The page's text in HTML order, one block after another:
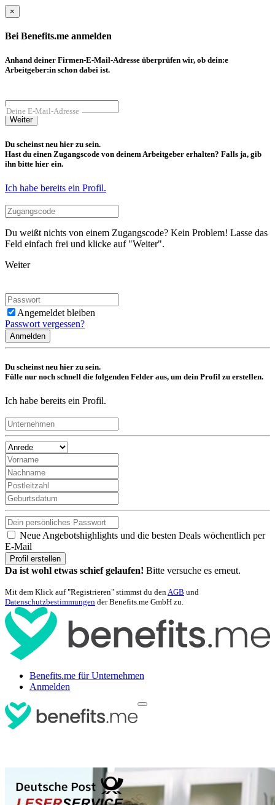
×
Bei Benefits.me anmelden
Anhand deiner Firmen-E-Mail-Adresse überprüfen wir, ob dein:e
Arbeitgeber:in schon dabei ist.
Deine E-Mail-Adresse
Weiter
Du scheinst neu hier zu sein.
Hast du einen Zugangscode von deinem Arbeitgeber erhalten? Falls ja, gib
ihn bitte hier ein.
Ich habe bereits ein Profil.
Du weißt nichts von einem Zugangscode? Kein Problem! Lasse das
Feld einfach frei und klicke auf "Weiter".
Weiter
Angemeldet bleiben
Passwort vergessen?
Anmelden
Du scheinst neu hier zu sein.
Fülle nur noch schnell die folgenden Felder aus, um dein Profil zu erstellen.
Ich habe bereits ein Profil.
Neue Angebotshighlights und die besten Deals wöchentlich per
E-Mail
Profil erstellen
Da ist wohl etwas schief gelaufen! Bitte versuche es erneut.
Mit dem Klick auf "Registrieren" stimmst du denAGB und
Datenschutzbestimmungen der Benefits.me GmbH zu.
Benefits.me für Unternehmen
Anmelden